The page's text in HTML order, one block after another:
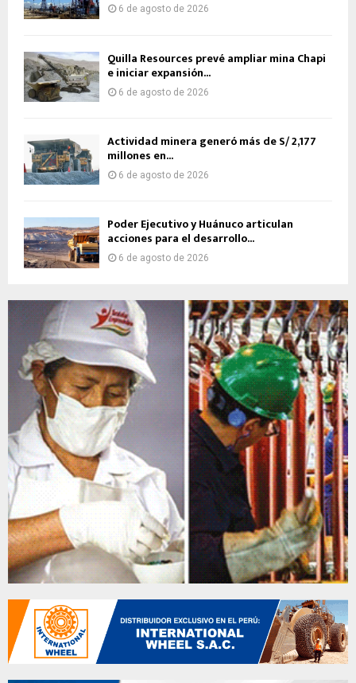
6 de agosto de 2026
Quilla Resources prevé ampliar mina Chapi
e iniciar expansión...
6 de agosto de 2026
Actividad minera generó más de S/ 2,177
millones en...
6 de agosto de 2026
Poder Ejecutivo y Huánuco articulan
acciones para el desarrollo...
6 de agosto de 2026